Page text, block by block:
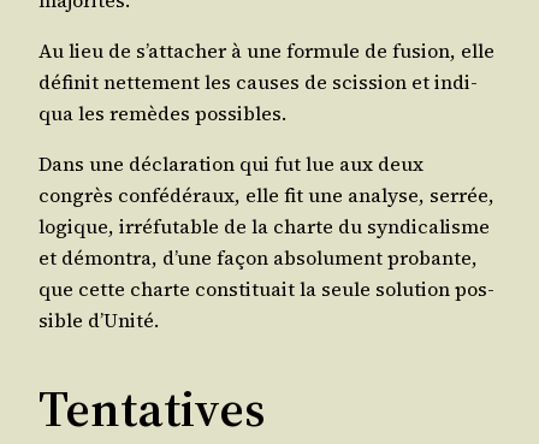
Au lieu de s’at­ta­cher à une for­mule de fusion, elle
défi­nit net­te­ment les causes de scis­sion et indi­
qua les remèdes possibles.
Dans une décla­ra­tion qui fut lue aux deux
congrès confé­dé­raux, elle fit une ana­lyse, ser­rée,
logique, irré­fu­table de la charte du syn­di­ca­lisme
et démon­tra, d’une façon abso­lu­ment pro­bante,
que cette charte consti­tuait la seule solu­tion pos­
sible d’Unité.
Tentatives